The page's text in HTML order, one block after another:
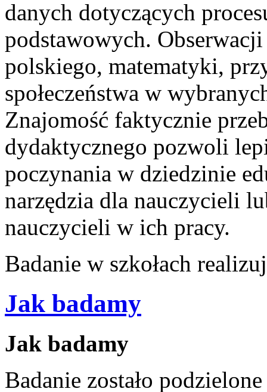
danych dotyczących
podstawowych.
polskiego, matematyki,
społeczeństwa w
Znajomość faktycznie
dydaktycznego pozwoli
poczynania w dziedzinie
narzędzia dla nauczycieli
nauczycieli w ich pracy.
Badanie w szkołach
Jak badamy
Jak badamy
Badanie zostało